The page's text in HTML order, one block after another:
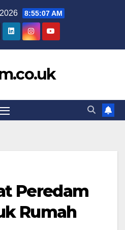
8:55:07 AM
Peredam
Rumah